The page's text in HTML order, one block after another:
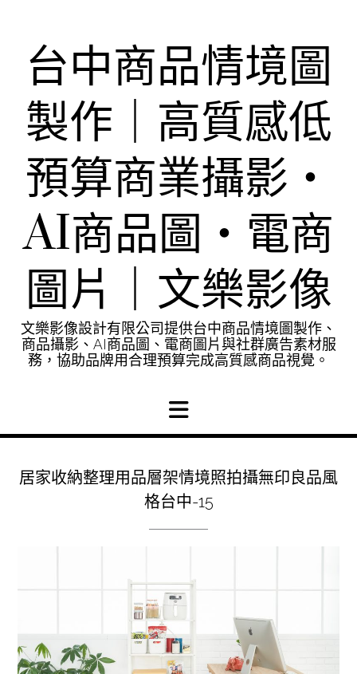
台中商品情境圖
製作｜高質感低
預算商業攝影・
AI商品圖・電商
圖片｜文樂影像
文樂影像設計有限公司提供台中商品情境圖製作、
商品攝影、AI商品圖、電商圖片與社群廣告素材服
務，協助品牌用合理預算完成高質感商品視覺。
居家收納整理用品層架情境照拍攝無印良品風
格台中-15